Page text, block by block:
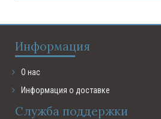
Информация
О нас
Информация о доставке
Служба поддержки